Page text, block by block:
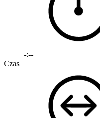
-:--
Czas